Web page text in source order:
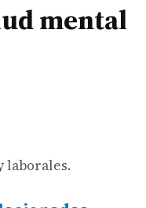
mental
laborales.